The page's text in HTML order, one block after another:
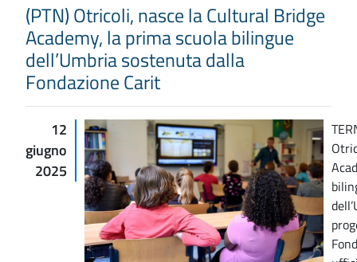
(PTN) Otricoli, nasce la Cultural Bridge
Academy, la prima scuola bilingue
dell’Umbria sostenuta dalla
Fondazione Carit
12
giugno
2025